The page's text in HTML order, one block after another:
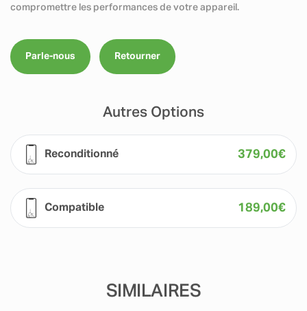
compromettre les performances de votre appareil.
Parle-nous Retourner
Autres Options
Reconditionné 379,00€
Compatible 189,00€
SIMILAIRES